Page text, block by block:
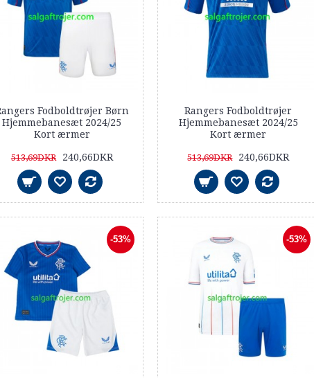
Fodboldtrøjer Børn
Hjemmebanesæt 2024/25
Kort ærmer
513,69DKR 240,66DKR
Rangers Fodboldtrøjer
Hjemmebanesæt 2024/25
Kort ærmer
513,69DKR 240,66DKR
-53% -53%